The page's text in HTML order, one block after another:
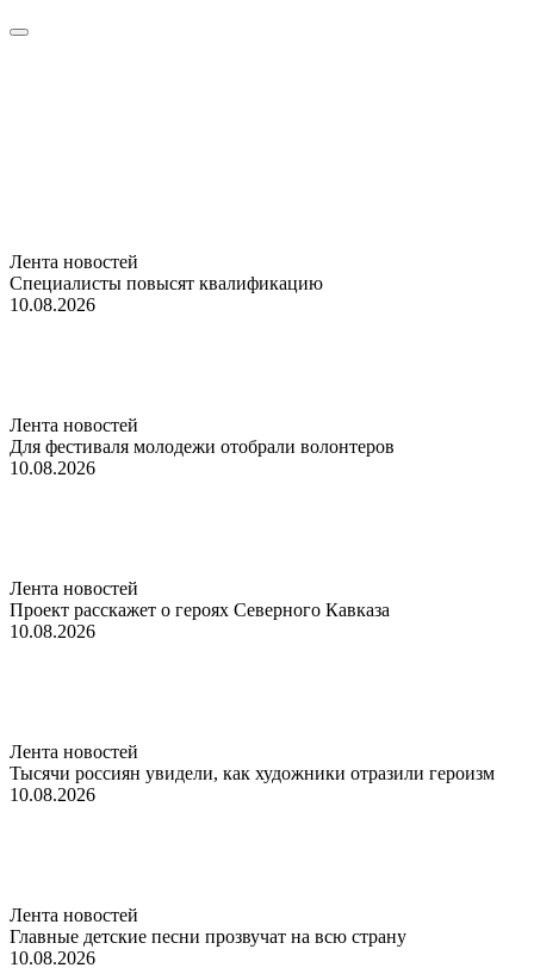
Лента новостей
Специалисты повысят квалификацию
10.08.2026
Лента новостей
Для фестиваля молодежи отобрали волонтеров
10.08.2026
Лента новостей
Проект расскажет о героях Северного Кавказа
10.08.2026
Лента новостей
Тысячи россиян увидели, как художники отразили героизм
10.08.2026
Лента новостей
Главные детские песни прозвучат на всю страну
10.08.2026